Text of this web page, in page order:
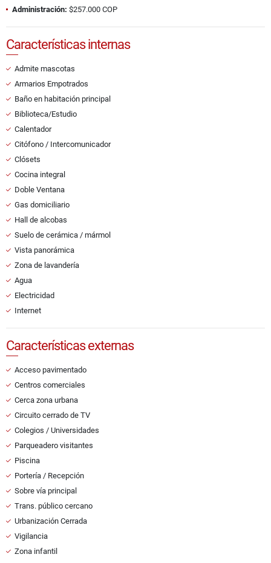
Administración: $257.000 COP
Características internas
Admite mascotas
Armarios Empotrados
Baño en habitación principal
Biblioteca/Estudio
Calentador
Citófono / Intercomunicador
Clósets
Cocina integral
Doble Ventana
Gas domiciliario
Hall de alcobas
Suelo de cerámica / mármol
Vista panorámica
Zona de lavandería
Agua
Electricidad
Internet
Características externas
Acceso pavimentado
Centros comerciales
Cerca zona urbana
Circuito cerrado de TV
Colegios / Universidades
Parqueadero visitantes
Piscina
Portería / Recepción
Sobre vía principal
Trans. público cercano
Urbanización Cerrada
Vigilancia
Zona infantil